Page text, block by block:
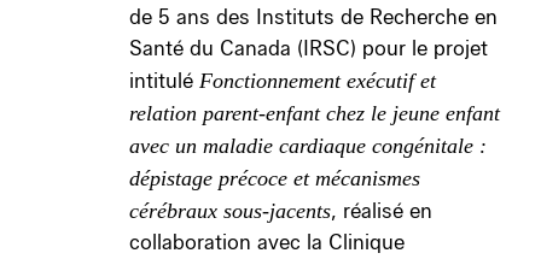
de 5 ans des Instituts de Recherche en
Santé du Canada (IRSC) pour le projet
intitulé Fonctionnement exécutif et
relation parent-enfant chez le jeune enfant
avec un maladie cardiaque congénitale :
dépistage précoce et mécanismes
cérébraux sous-jacents, réalisé en
collaboration avec la Clinique